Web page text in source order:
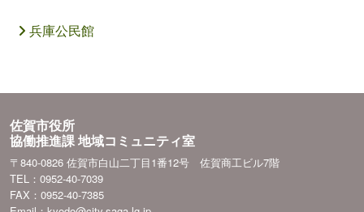
兵庫公民館
佐賀市役所
協働推進課 地域コミュニティ室
〒840-0826 佐賀市白山二丁目1番12号 佐賀商工ビル7階
TEL：0952-40-7039
FAX：0952-40-7385